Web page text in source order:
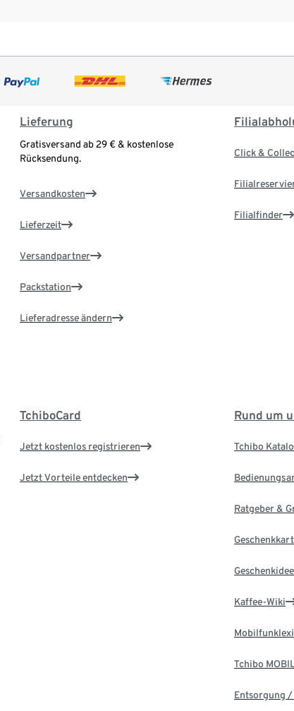
Lieferung
Gratisversand ab 29 € & kostenlose
Rücksendung.
Versandkosten
Lieferzeit
Versandpartner
Packstation
Lieferadresse ändern
Click &
Filialfinder
TchiboCard
Jetzt kostenlos registrieren
Jetzt Vorteile entdecken
Rund um
Tchibo
Ratgeber &
Kaffee-Wiki
Tchibo
Entsorgung